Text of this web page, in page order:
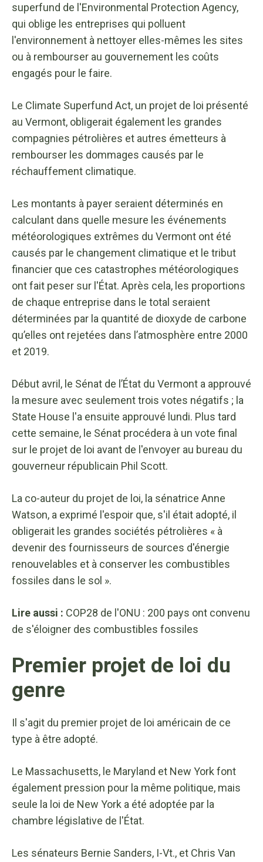
superfund de l'Environmental Protection Agency,
qui oblige les entreprises qui polluent
l'environnement à nettoyer elles-mêmes les sites
ou à rembourser au gouvernement les coûts
engagés pour le faire.
Le Climate Superfund Act, un projet de loi présenté
au Vermont, obligerait également les grandes
compagnies pétrolières et autres émetteurs à
rembourser les dommages causés par le
réchauffement climatique.
Les montants à payer seraient déterminés en
calculant dans quelle mesure les événements
météorologiques extrêmes du Vermont ont été
causés par le changement climatique et le tribut
financier que ces catastrophes météorologiques
ont fait peser sur l'État. Après cela, les proportions
de chaque entreprise dans le total seraient
déterminées par la quantité de dioxyde de carbone
qu’elles ont rejetées dans l’atmosphère entre 2000
et 2019.
Début avril, le Sénat de l’État du Vermont a approuvé
la mesure avec seulement trois votes négatifs ; la
State House l'a ensuite approuvé lundi. Plus tard
cette semaine, le Sénat procédera à un vote final
sur le projet de loi avant de l'envoyer au bureau du
gouverneur républicain Phil Scott.
La co-auteur du projet de loi, la sénatrice Anne
Watson, a exprimé l'espoir que, s'il était adopté, il
obligerait les grandes sociétés pétrolières « à
devenir des fournisseurs de sources d'énergie
renouvelables et à conserver les combustibles
fossiles dans le sol ».
Lire aussi : COP28 de l'ONU : 200 pays ont convenu
de s'éloigner des combustibles fossiles
Premier projet de loi du
genre
Il s'agit du premier projet de loi américain de ce
type à être adopté.
Le Massachusetts, le Maryland et New York font
également pression pour la même politique, mais
seule la loi de New York a été adoptée par la
chambre législative de l'État.
Les sénateurs Bernie Sanders, I-Vt., et Chris Van